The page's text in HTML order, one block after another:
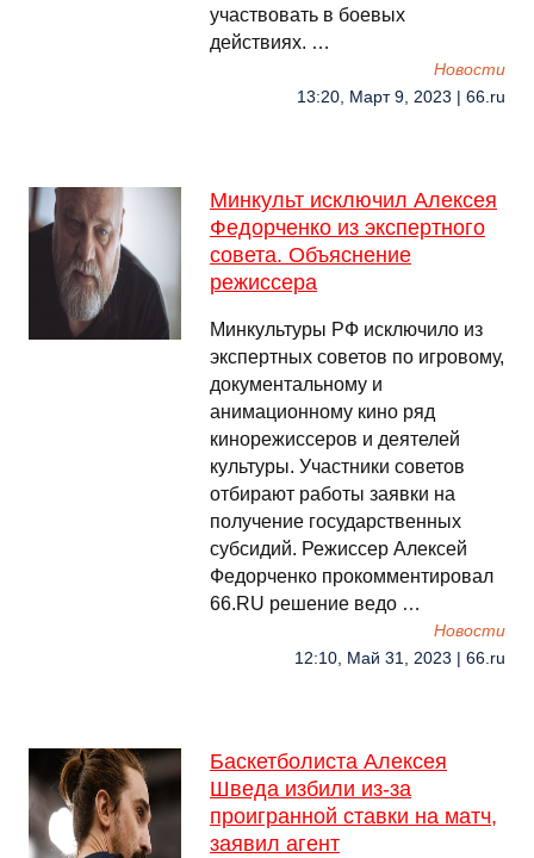
участвовать в боевых
действиях. …
Новости
13:20, Март 9, 2023 | 66.ru
Минкульт исключил Алексея
Федорченко из экспертного
совета. Объяснение
режиссера
Минкультуры РФ исключило из
экспертных советов по игровому,
документальному и
анимационному кино ряд
кинорежиссеров и деятелей
культуры. Участники советов
отбирают работы заявки на
получение государственных
субсидий. Режиссер Алексей
Федорченко прокомментировал
66.RU решение ведо …
Новости
12:10, Май 31, 2023 | 66.ru
Баскетболиста Алексея
Шведа избили из-за
проигранной ставки на матч,
заявил агент